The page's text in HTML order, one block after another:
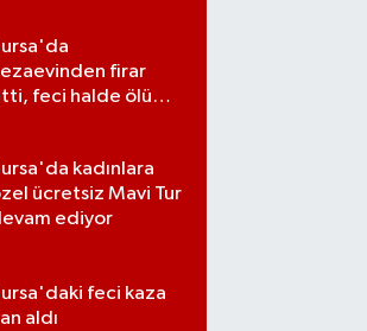
firar
feci halde ölü
kadınlara
ücretsiz Mavi Tur
ediyor
feci kaza
aldı